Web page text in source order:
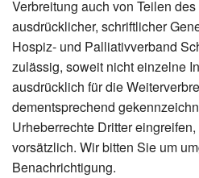
Verbreitung auch von Teilen
ausdrücklicher, schriftlicher
Hospiz- und Palliativverband
zulässig, soweit nicht einzelne
ausdrücklich für die
dementsprechend
Urheberrechte Dritter
vorsätzlich. Wir bitten Sie um
Benachrichtigung.